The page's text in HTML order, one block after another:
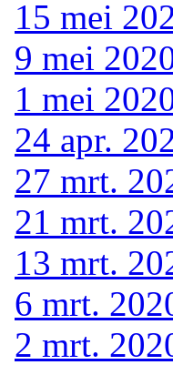
15 mei
9 mei
1 mei
24 apr.
27 mrt.
21 mrt.
13 mrt.
6 mrt.
2 mrt.